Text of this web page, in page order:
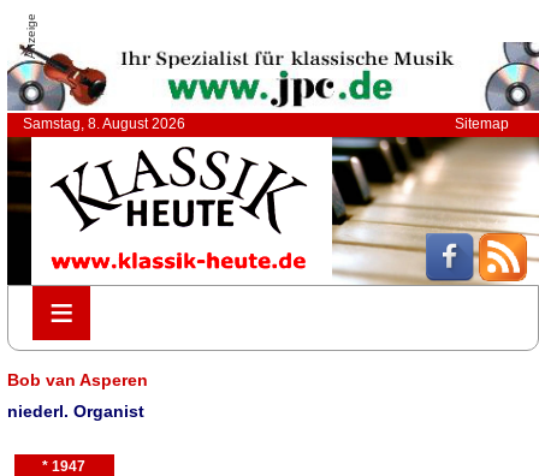
Anzeige
Samstag, 8. August 2026 Sitemap
≡
≡
Bob van Asperen
niederl. Organist
* 1947